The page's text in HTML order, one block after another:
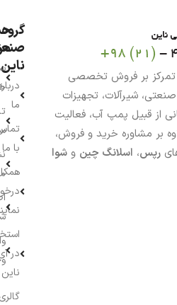
از سال ۱۳۹۳ با تمرکز بر فروش تخصصی
شیرآلات، تجهیزات
از قبیل پمپ آب، فعالیت
بر مشاوره خرید و فروش،
رپس، اسلانگ چین و شوا
گروه
ناین
ما
با ما
در
ناین